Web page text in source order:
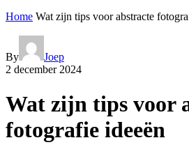
Home Wat zijn tips voor abstracte
By
Joep
2 december 2024
Wat zijn tips voor
fotografie ideeën